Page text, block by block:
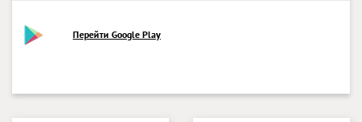
Перейти Google Play